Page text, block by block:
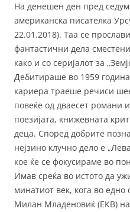
c
e
b
o
o
k
itt
er
ai
l
ss
e
n
g
er
На денешен ден пред
американска писателка
22.01.2018). Таа се
фантастични дела
како и со серијалот за
Дебитираше во 1959
кариера траеше речиси
повеќе од дваесет романи
поезијата, книжевната
деца. Според добрите
нејзино клучно дело е
кое ќе се фокусираме во
Имав среќа во истото да
минатиот век, кога во едно
Милан Младеновиќ (ЕКВ)